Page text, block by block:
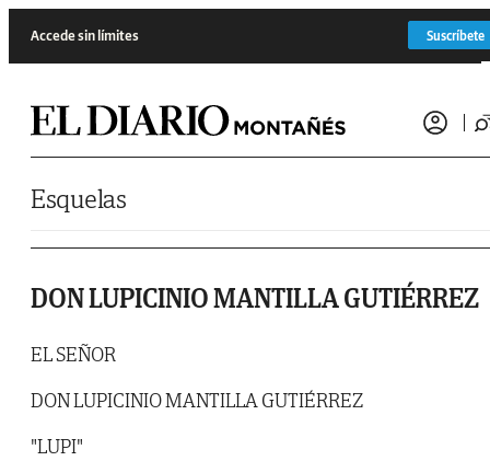
Accede sin límites Suscríbete
Esquelas
DON LUPICINIO MANTILLA GUTIÉRREZ
EL SEÑOR
DON LUPICINIO MANTILLA GUTIÉRREZ
"LUPI"